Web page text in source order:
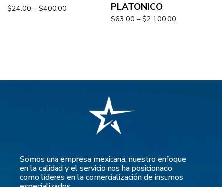
$24.00 – $400.00
PLATONICO
$63.00 – $2,100.00
Somos una empresa mexicana, nuestro enfoque
en la calidad y el servicio nos ha posicionado
como líderes en la comercialización de insumos